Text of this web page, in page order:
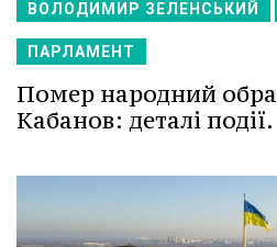
ВОЛОДИМИР ЗЕЛЕНСЬКИЙ
ПАРЛАМЕНТ
Помер народний
Кабанов: деталі події.